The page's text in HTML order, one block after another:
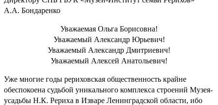
А.А. Бондаренко
Уважаемая Ольга Борисовна!
Уважаемый Александр Юрьевич!
Уважаемый Александр Дмитриевич!
Уважаемый Алексей Анатольевич!
Уже многие годы рериховская общественность крайне
обеспокоена судьбой уникального комплекса строений Музея-
усадьбы Н.К. Рериха в Изваре Ленинградской области, ибо